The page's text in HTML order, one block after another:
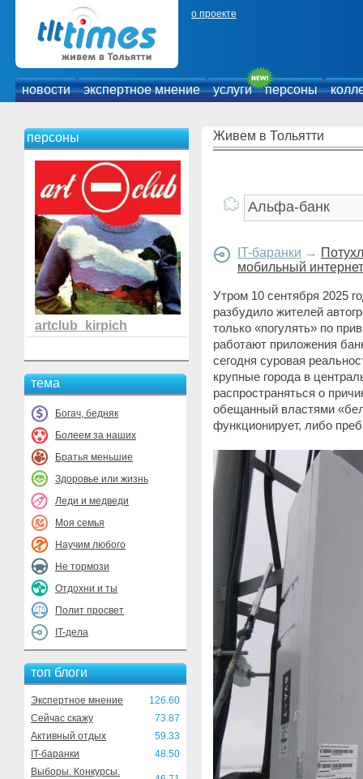
о проекте
новости экспертное мнение услуги персоны
персоны
artclub_kirpich
тема
Богач, бедняк
Болеем за наших
Братья меньшие
Здоровье или жизнь
Леди и медведи
Моя семья
Научим любого
Не тормози
Отдохни и ты
Полит просвет
IT-дела
топ блоги
Экспертное мнение
126.60
Сейчас скажу
73.87
Активный отдых
59.33
IT-баранки
48.50
Выборы. Конкурсы.
Живем в Тольятти
IT-баранки →
мобильный интернет
Утром 10 сентября 2025
разбудило жителей
только «погулять» по
работают приложения
сегодня суровая
крупные города в
распространяться о
обещанный властями
функционирует, либо